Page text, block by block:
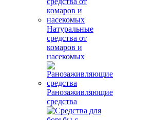
Натуральные
средства от
комаров и
насекомых
Ранозаживляющие
средства